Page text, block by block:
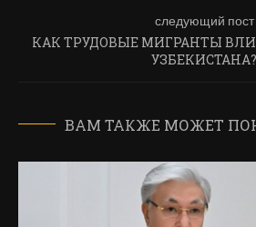
следующий пост
КАК ТРУДОВЫЕ МИГРАНТЫ
УЗБЕКИСТАНА?
ВАМ ТАКЖЕ МОЖЕТ